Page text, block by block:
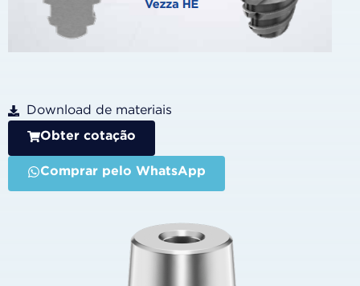
Download de materiais
Obter cotação
Comprar pelo WhatsApp